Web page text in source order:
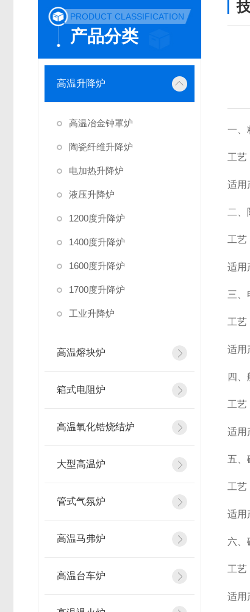
PRODUCT CLASSIFICATION
产品分类
高温升降炉
高温冶金钟罩炉
陶瓷纤维升降炉
电加热升降炉
液压升降炉
1200度升降炉
1400度升降炉
1600度升降炉
1700度升降炉
工业升降炉
高温熔块炉
箱式电阻炉
高温氧化锆烧结炉
大型高温炉
管式气氛炉
高温马弗炉
高温台车炉
一、
工艺
适用
二、
工艺
适用
三、
工艺
适用
四
工艺
适用
五、
工艺
适用
六、
工艺
适用